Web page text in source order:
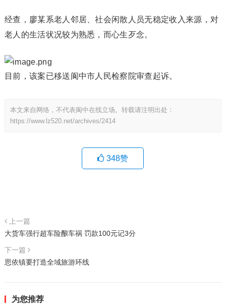
经查，廖某系老人邻居、社会闲散人员无稳定收入来源，对
老人的生活状况较为熟悉，而心生歹念。
目前，该案已移送阆中市人民检察院审查起诉。
本文来自网络，不代表阆中在线立场。转载请注明出处：
https://www.lz520.net/archives/2414
348赞
上一篇
大货车强行超车险酿车祸 罚款100元记3分
下一篇
思依镇要打造全域旅游环线
为您推荐